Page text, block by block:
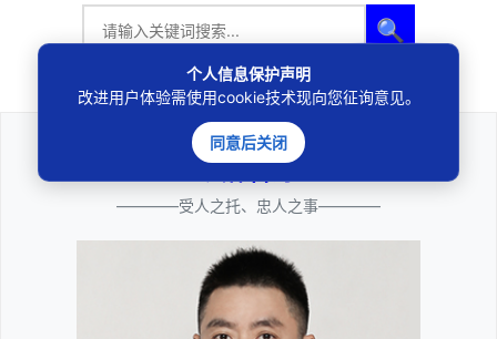
🔍
————受人之托、忠人之事————
个人信息保护声明
改进用户体验需使用cookie技术现向您征询意见。
同意后关闭